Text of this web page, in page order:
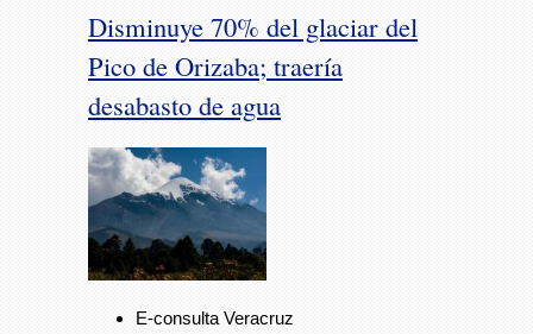
Disminuye 70% del glaciar del
Pico de Orizaba; traería
desabasto de agua
E-consulta Veracruz